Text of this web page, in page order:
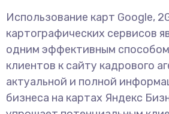
Использование карт Google,
картографических сервисов
одним эффективным
клиентов к сайту кадрового
актуальной и полной
бизнеса на картах Яндекс